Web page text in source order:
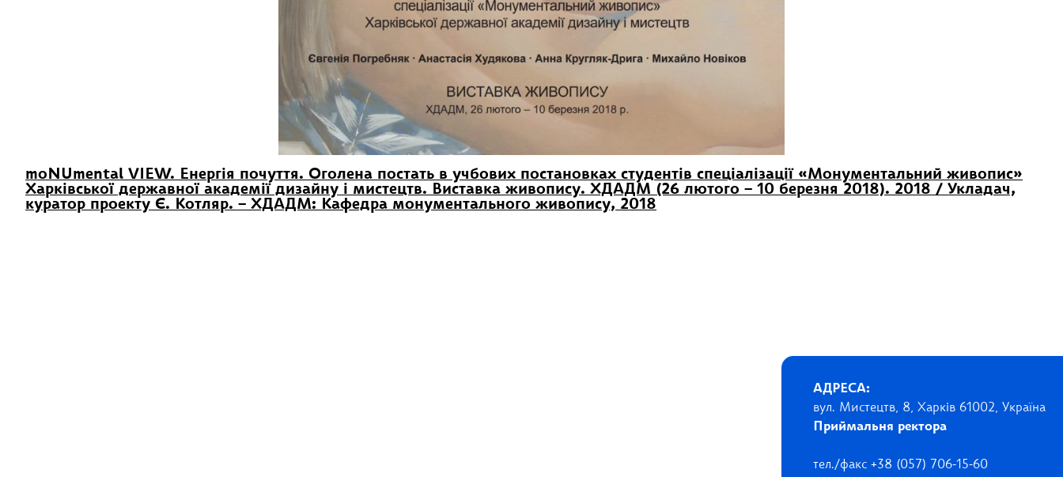
moNUmental VIEW. Енергія почуття. Оголена постать в учбових постановках студентів спеціалізації «Монументальний живопис»
Харківської державної академії дизайну і мистецтв. Виставка живопису. ХДАДМ (26 лютого – 10 березня 2018). 2018 / Укладач,
куратор проекту Є. Котляр. – ХДАДМ: Кафедра монументального живопису, 2018
АДРЕСА:
вул. Мистецтв, 8, Харків 61002, Україна
Приймальня ректора
тел./факс +38 (057) 706-15-60